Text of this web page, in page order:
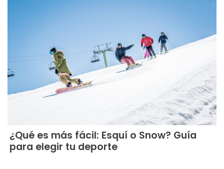
¿Qué es más fácil: Esquí o Snow? Guía
para elegir tu deporte